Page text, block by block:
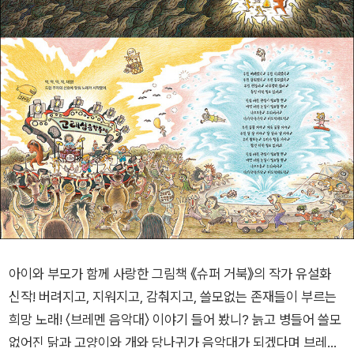
아이와 부모가 함께 사랑한 그림책 《슈퍼 거북》의 작가 유설화
신작! 버려지고, 지워지고, 감춰지고, 쓸모없는 존재들이 부르는
희망 노래! 〈브레멘 음악대〉 이야기 들어 봤니? 늙고 병들어 쓸모
없어진 닭과 고양이와 개와 당나귀가 음악대가 되겠다며 브레멘